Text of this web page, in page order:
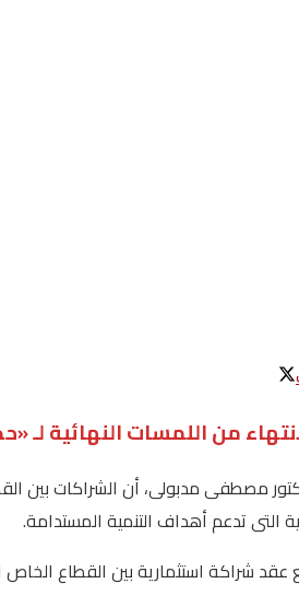
من اللمسات النهائية لـ
مصطفى مدبولى، أن الشراكات بين
التى تدعم أهداف التنمية المستدامة.
عقد شراكة استثمارية بين القطاع